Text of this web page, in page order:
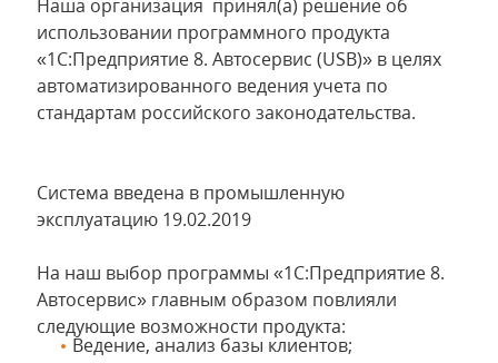
Наша организация принял(а) решение об
использовании программного продукта
«1С:Предприятие 8. Автосервис (USB)» в целях
автоматизированного ведения учета по
стандартам российского законодательства.
Система введена в промышленную
эксплуатацию 19.02.2019
На наш выбор программы «1С:Предприятие 8.
Автосервис» главным образом повлияли
следующие возможности продукта:
Ведение, анализ базы клиентов;